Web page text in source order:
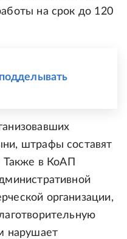
на срок до 120
штрафы составят
Также в КоАП
организации,
нарушает